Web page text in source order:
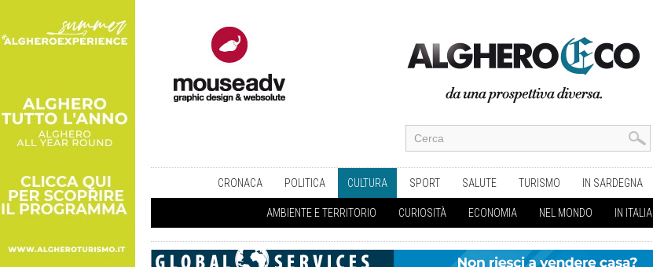
CRONACA POLITICA CULTURA SPORT SALUTE TURISMO IN SARDEGNA
AMBIENTE E TERRITORIO CURIOSITÀ ECONOMIA NEL MONDO IN ITALIA